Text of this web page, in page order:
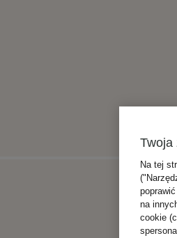
Twoja
Na tej
na
cookie